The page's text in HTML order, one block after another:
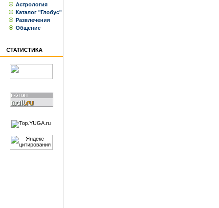
Астрология
Каталог "Глобус"
Развлечения
Общение
СТАТИСТИКА